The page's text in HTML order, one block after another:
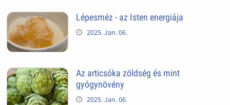
Lépesméz - az Isten energiája
2025. Jan. 06.
Az articsóka zöldség és mint
gyógynövény
2025. Jan. 06.